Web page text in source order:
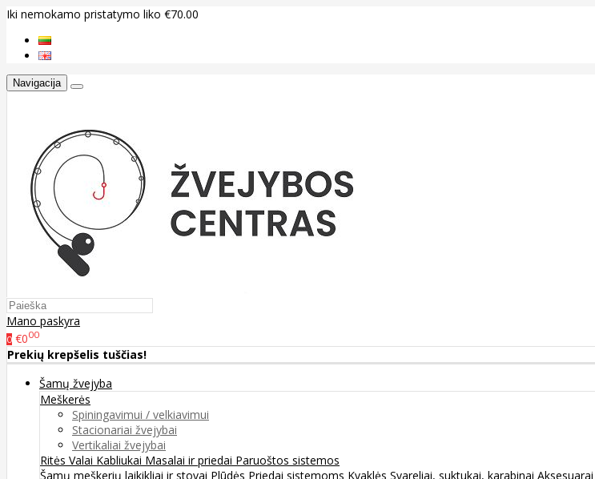
Iki nemokamo pristatymo liko €70.00
Navigacija
Mano paskyra
0 €000
Prekių krepšelis tuščias!
Šamų žvejyba
Meškerės
Spiningavimui / velkiavimui
Stacionariai žvejybai
Vertikaliai žvejybai
Ritės Valai Kabliukai Masalai ir priedai Paruoštos sistemos
Šamų meškerių laikikliai ir stovai Plūdės Priedai sistemoms Kvaklės Svareliai, suktukai, karabinai Aksesuarai